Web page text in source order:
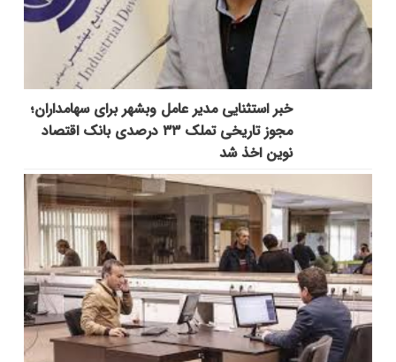
خبر استثنایی مدیر عامل وبشهر برای سهامداران؛
مجوز تاریخی تملک ۳۳ درصدی بانک اقتصاد
نوین اخذ شد